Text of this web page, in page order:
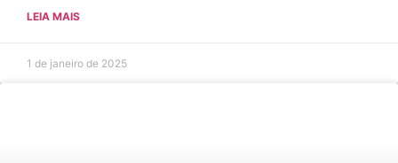
LEIA MAIS
1 de janeiro de 2025